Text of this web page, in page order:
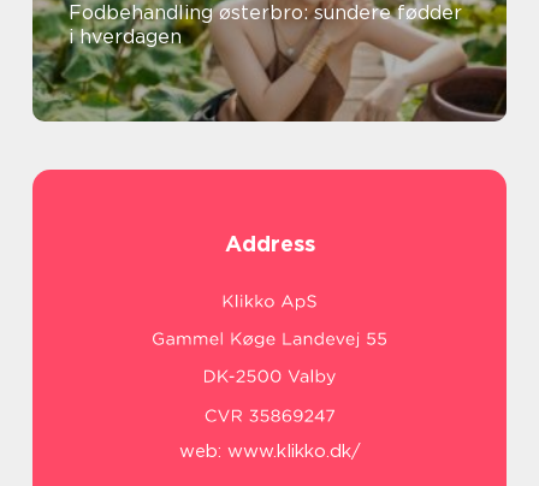
Fodbehandling østerbro: sundere fødder
i hverdagen
Address
web: www.klikko.dk/